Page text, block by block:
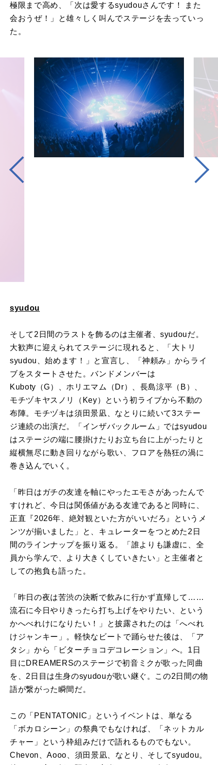
極限まで高め、「次は愛するsyudouさんです！ また
会おうぜ！」と雄々しく叫んでステージを去っていっ
た。
syudou
そして2日間のラストを飾るのは主催者、syudouだ。
大歓声に迎えられてステージに現れると、「大トリ
syudou、始めます！」と宣言し、「神頼み」からライ
ブをスタートさせた。バンドメンバーは
Kuboty（G）、ホリエマム（Dr）、長島涼平（B）、
モチヅキヤスノリ（Key）という初ライブから不動の
布陣。モチヅキは須田景凪、なとりに続いて3ステー
ジ連続の出演だ。「インザバックルーム」ではsyudou
はステージの端に腰掛けたりお立ち台に上がったりと
縦横無尽に動き回りながら歌い、フロアを熱狂の渦に
巻き込んでいく。
「昨日はガチの友達を軸にやったエモさがあったんで
すけれど、今日は関係値がある友達であると同時に、
正直『2026年、絶対観といた方がいいだろ』というメ
ンツが揃いました」と、キュレーターをつとめた2日
間のラインナップを振り返る。「誰よりも謙虚に、全
員から学んで、より大きくしていきたい」と主催者と
しての抱負も語った。
「昨日の夜は苦渋の決断で飲みに行かず直帰して……
流石に今日やりきったら打ち上げをやりたい、という
かへべれけになりたい！」と披露されたのは「へべれ
けジャンキー」。軽快なビートで踊らせた後は、「ア
タシ」から「ビターチョコデコレーション」へ。1日
目にDREAMERSのステージで初音ミクが歌った同曲
を、2日目は生身のsyudouが歌い継ぐ。この2日間の物
語が繋がった瞬間だ。
この「PENTATONIC」というイベントは、単なる
「ボカロシーン」の祭典でもなければ、「ネットカル
チャー」という枠組みだけで語れるものでもない。
Chevon、Aooo、須田景凪、なとり、そしてsyudou。